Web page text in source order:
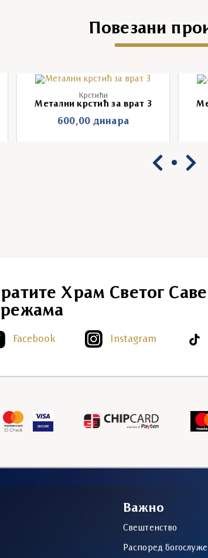
Повезани
Крстићи
Метални крстић за врат 3
600,00динара
Храм Светог
Facebook Instagram
Важно
Свештенство
Распоред